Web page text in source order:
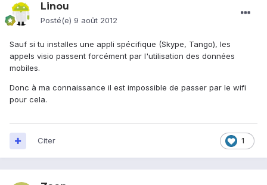
Linou
Posté(e) 9 août 2012
Sauf si tu installes une appli spécifique (Skype, Tango), les
appels visio passent forcément par l'utilisation des données
mobiles.
Donc à ma connaissance il est impossible de passer par le wifi
pour cela.
1
Citer